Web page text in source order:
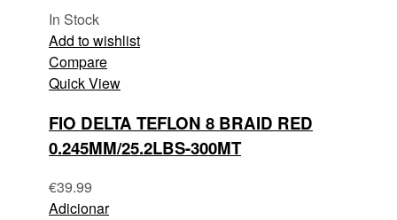
In Stock
Add to wishlist
Compare
Quick View
FIO DELTA TEFLON 8 BRAID RED
0.245MM/25.2LBS-300MT
€39.99
Adicionar